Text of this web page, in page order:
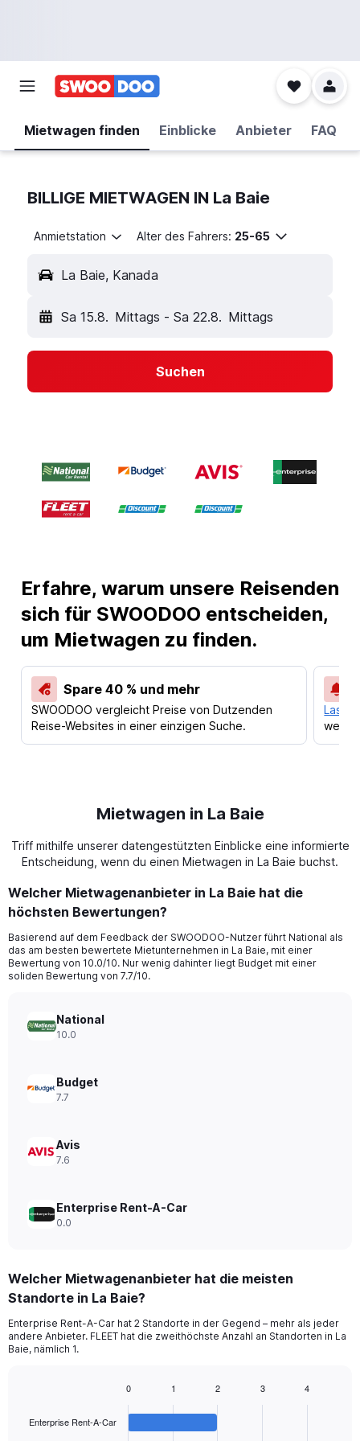
Mietwagen finden Einblicke Anbieter FAQ
BILLIGE MIETWAGEN IN La Baie
Anmietstation Alter des Fahrers: 25-65
La Baie, Kanada
Sa 15.8. Mittags - Sa 22.8. Mittags
Suchen
Erfahre, warum unsere Reisenden
sich für SWOODOO entscheiden,
um Mietwagen zu finden.
Spare 40 % und mehr
SWOODOO vergleicht Preise von Dutzenden
Reise-Websites in einer einzigen Suche.
Lass
Mietwagen in La Baie
Triff mithilfe unserer datengestützten Einblicke eine informierte
Entscheidung, wenn du einen Mietwagen in La Baie buchst.
Welcher Mietwagenanbieter in La Baie hat die
höchsten Bewertungen?
Basierend auf dem Feedback der SWOODOO-Nutzer führt National als
das am besten bewertete Mietunternehmen in La Baie, mit einer
Bewertung von 10.0/10. Nur wenig dahinter liegt Budget mit einer
soliden Bewertung von 7.7/10.
National
10.0
Budget
7.7
Avis
7.6
Enterprise Rent-A-Car
0.0
Welcher Mietwagenanbieter hat die meisten
Standorte in La Baie?
Enterprise Rent-A-Car hat 2 Standorte in der Gegend – mehr als jeder
andere Anbieter. FLEET hat die zweithöchste Anzahl an Standorten in La
Baie, nämlich 1.
with
Enterprise Rent-A-Car
0 1 2 3 4